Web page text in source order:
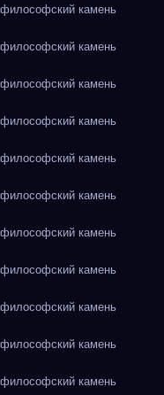
камень
камень
камень
камень
камень
камень
камень
камень
камень
камень
камень